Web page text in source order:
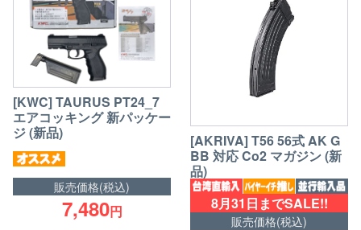
[KWC] TAURUS PT24_7
エアコッキング 新パッケー
ジ (新品)
販売価格(税込)
7,480円
[AKRIVA] T56 56式 AK G
BB 対応 Co2 マガジン (新
品)
8月31日までSALE!!
販売価格(税込)